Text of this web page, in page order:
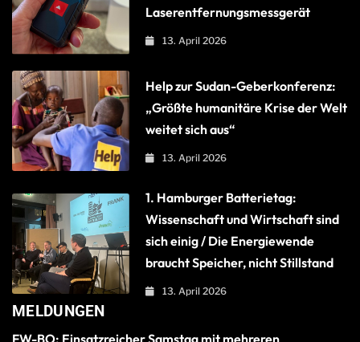
Laserentfernungsmessgerät
13. April 2026
Help zur Sudan-Geberkonferenz:
„Größte humanitäre Krise der Welt
weitet sich aus“
13. April 2026
1. Hamburger Batterietag:
Wissenschaft und Wirtschaft sind
sich einig / Die Energiewende
braucht Speicher, nicht Stillstand
13. April 2026
MELDUNGEN